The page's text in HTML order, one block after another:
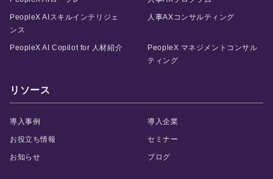
PeopleX AIスキルインテリジェ
ンス
人事AXコンサルティング
PeopleX AI Copilot for 人材紹介
PeopleX マネジメントコンサル
ティング
リソース
導入事例 導入企業
お役立ち情報 セミナー
お知らせ ブログ